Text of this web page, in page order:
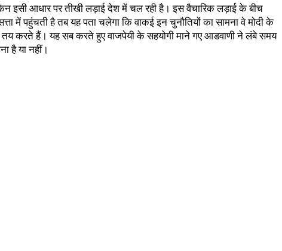
इसी आधार पर तीखी लड़ाई देश में चल रही है। इस वैचारिक लड़ाई के बीच
में पहुंचती है तब यह पता चलेगा कि वाकई इन चुनौतियों का सामना वे मोदी के
तय करते हैं। यह सब करते हुए वाजपेयी के सहयोगी माने गए आडवाणी ने लंबे समय
है या नहीं।